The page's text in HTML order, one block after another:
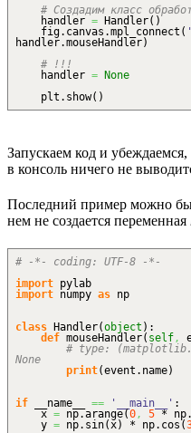
# Создадим класс
handler = Handler( )
fig. canvas .mpl_connect (
handler.mouseHandler)
# !!!
handler =
None
plt. show( )
Запускаем код и
в консоль ничего не
Последний пример можно
нем не создается переменная
# -*- coding: UTF-8 -*-
import pylab
import numpy as np
class Handler(object ) :
def mouseHandler( self,
# type:
None
print(event. name)
if __name__ == '__main__' :
x = np.arange(0, 5 * np.
y = np. sin(x) * np. cos (